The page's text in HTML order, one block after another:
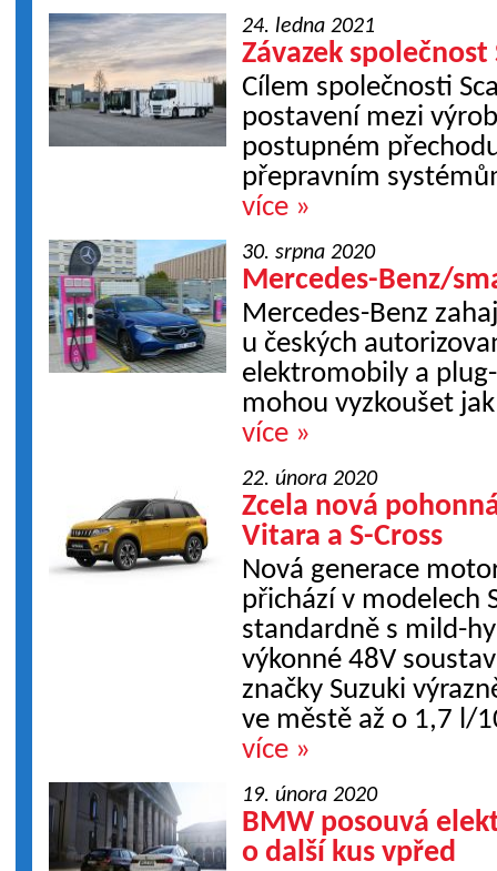
24. ledna 2021
Závazek společnost
Cílem společnosti
postavení mezi
postupném
přepravním
více »
30. srpna 2020
Mercedes-Benz/
Mercedes-Benz
u českých
elektromobily a
mohou vyzkoušet
více »
22. února 2020
Zcela nová
Vitara a S-Cross
Nová generace
přichází v modelech
standardně s mild-
výkonné 48V
značky Suzuki
ve městě až o 1,7 l/
více »
19. února 2020
BMW posouvá
o další kus vpřed